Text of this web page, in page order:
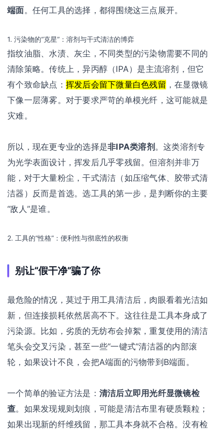
端面。任何工具的选择，都得围绕这三点展开。
1. 污染物的“克星”：溶剂与干式清洁的博弈
指纹油脂、水渍、灰尘，不同类型的污染物需要不同的
清除策略。传统上，异丙醇（IPA）是主流溶剂，但它
有个致命缺点： 挥发后会留下微量白色残留 ，在显微镜
下像一层薄雾。对于要求严苛的单模光纤，这可能就是
灾难。
所以，现在更专业的选择是非IPA类溶剂 。这类溶剂专
为光学表面设计，挥发后几乎零残留。但溶剂并非万
能，对于大量粉尘，干式清洁（如压缩气体、胶带式清
洁器）反而是首选。选工具的第一步，是判断你的主要
“敌人”是谁。
2. 工具的“性格”：便利性与彻底性的权衡
别让“假干净”骗了你
最危险的情况，莫过于用工具清洁后，肉眼看着光洁如
新，但连接损耗依然居高不下。这往往是工具本身成了
污染源。比如，劣质的无纺布会掉絮，重复使用的清洁
笔头会交叉污染，甚至一些“一键式”清洁器的内部滚
轮，如果设计不良，会把A端面的污物带到B端面。
一个简单的验证方法是： 清洁后立即用光纤显微镜检
查。如果发现规则划痕，可能是清洁布里有硬质颗粒；
如果出现新的纤维残留，那工具本身就不合格。没有检